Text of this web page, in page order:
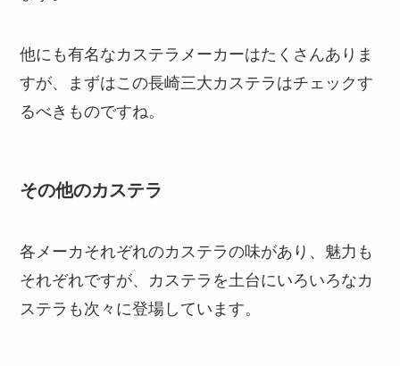
他にも有名なカステラメーカーはたくさんありま
すが、まずはこの長崎三大カステラはチェックす
るべきものですね。
その他のカステラ
各メーカそれぞれのカステラの味があり、魅力も
それぞれですが、カステラを土台にいろいろなカ
ステラも次々に登場しています。